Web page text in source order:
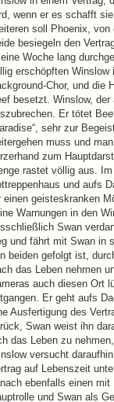
wenn er es schafft
soll Phoenix, von
besiegeln den
Woche lang
erschöpften Winslow
Chor, und die
besetzt. Winslow,
Er tötet
sehr zur
muss und
zum
rastet völlig aus.
und aufs
einen geisteskranken
Warnungen in den
Swan
und fährt mit Swan in
beiden gefolgt ist,
das Leben nehmen
auch diesen Ort
Er geht aufs
Ausfertigung des
Swan weist ihn
das Leben zu
versucht
auf Lebenszeit
ebenfalls einen
und Swan als